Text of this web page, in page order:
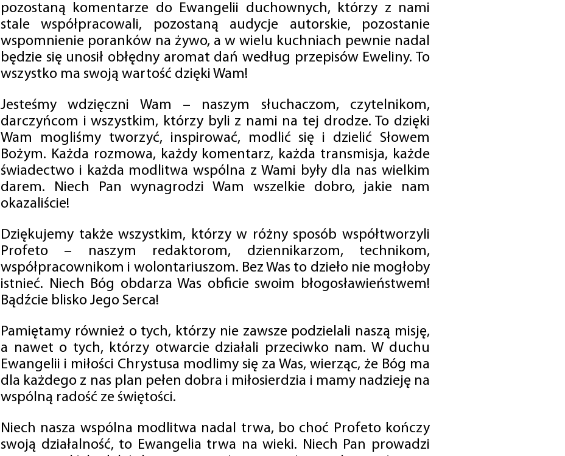
pozostaną komentarze do Ewangelii duchownych, którzy z nami
stale współpracowali, pozostaną audycje autorskie, pozostanie
wspomnienie poranków na żywo, a w wielu kuchniach pewnie nadal
będzie się unosił obłędny aromat dań według przepisów Eweliny. To
wszystko ma swoją wartość dzięki Wam!
Jesteśmy wdzięczni Wam – naszym słuchaczom, czytelnikom,
darczyńcom i wszystkim, którzy byli z nami na tej drodze. To dzięki
Wam mogliśmy tworzyć, inspirować, modlić się i dzielić Słowem
Bożym. Każda rozmowa, każdy komentarz, każda transmisja, każde
świadectwo i każda modlitwa wspólna z Wami były dla nas wielkim
darem. Niech Pan wynagrodzi Wam wszelkie dobro, jakie nam
okazaliście!
Dziękujemy także wszystkim, którzy w różny sposób współtworzyli
Profeto – naszym redaktorom, dziennikarzom, technikom,
współpracownikom i wolontariuszom. Bez Was to dzieło nie mogłoby
istnieć. Niech Bóg obdarza Was obficie swoim błogosławieństwem!
Bądźcie blisko Jego Serca!
Pamiętamy również o tych, którzy nie zawsze podzielali naszą misję,
a nawet o tych, którzy otwarcie działali przeciwko nam. W duchu
Ewangelii i miłości Chrystusa modlimy się za Was, wierząc, że Bóg ma
dla każdego z nas plan pełen dobra i miłosierdzia i mamy nadzieję na
wspólną radość ze świętości.
Niech nasza wspólna modlitwa nadal trwa, bo choć Profeto kończy
swoją działalność, to Ewangelia trwa na wieki. Niech Pan prowadzi